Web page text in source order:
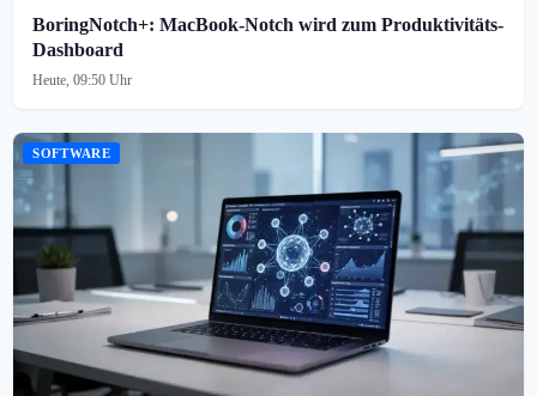
BoringNotch+: MacBook-Notch wird zum Produktivitäts-
Dashboard
Heute, 09:50 Uhr
SOFTWARE